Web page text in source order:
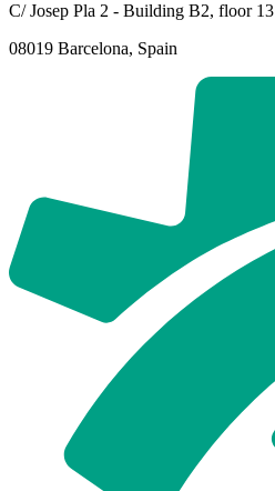
C/ Josep Pla 2 - Building B2, floor 13
08019 Barcelona, Spain